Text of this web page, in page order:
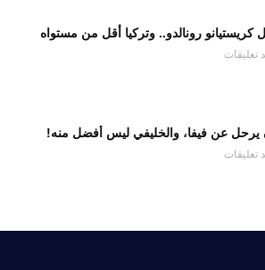
رونالدو.. وتركيا أقل من مستواه
تعليقات
يرحل عن فيفا، والخليفي ليس أفضل منه!
تعليقات